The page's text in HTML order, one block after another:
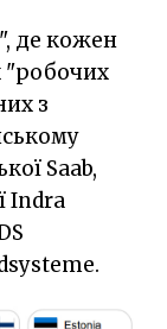
де кожен
"робочих
з
Saab,
Indra